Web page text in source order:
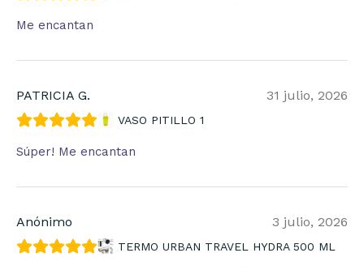
Me encantan
PATRICIA G. 31 julio, 2026
VASO PITILLO 1
Súper! Me encantan
Anónimo 3 julio, 2026
TERMO URBAN TRAVEL HYDRA 500 ML